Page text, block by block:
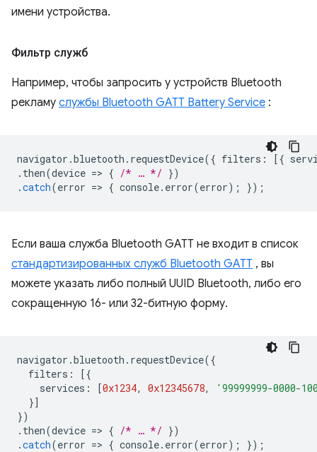
имени устройства.
Фильтр служб
Например, чтобы запросить у устройств Bluetooth
рекламу службы Bluetooth GATT Battery Service :
navigator .bluetooth . requestDevice({ filters : [{
. then(device => { /* … */ })
.catch(error => { console. error(error); });
Если ваша служба Bluetooth GATT не входит в список
стандартизированных служб Bluetooth GATT , вы
можете указать либо полный UUID Bluetooth, либо его
сокращенную 16- или 32-битную форму.
navigator .bluetooth . requestDevice({
filters :
[{
services : [0x1234, 0x12345678,
'99999999-0000-
}]
})
. then(device => { /* … */ })
.catch(error => { console. error(error); });